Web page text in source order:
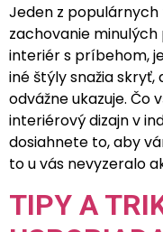
Jeden z
zachovanie
interiér s príbehom,
iné štýly snažia
odvážne ukazuje. Čo
interiérový dizajn v
dosiahnete to, aby
to u vás nevyzeralo
TIPY A